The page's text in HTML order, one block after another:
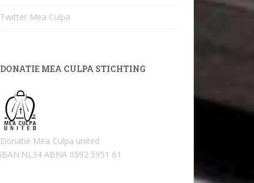
Twitter Mea Culpa
DONATIE MEA CULPA STICHTING
Donatie Mea Culpa united
iBAN:NL34 ABNA 0592 5951 61